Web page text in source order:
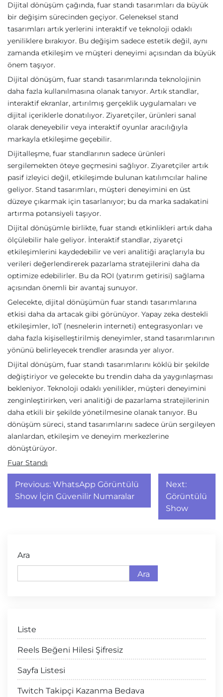
Dijital dönüşüm çağında, fuar standı tasarımları da büyük
bir değişim sürecinden geçiyor. Geleneksel stand
tasarımları artık yerlerini interaktif ve teknoloji odaklı
yeniliklere bırakıyor. Bu değişim sadece estetik değil, aynı
zamanda etkileşim ve müşteri deneyimi açısından da büyük
önem taşıyor.
Dijital dönüşüm, fuar standı tasarımlarında teknolojinin
daha fazla kullanılmasına olanak tanıyor. Artık standlar,
interaktif ekranlar, artırılmış gerçeklik uygulamaları ve
dijital içeriklerle donatılıyor. Ziyaretçiler, ürünleri sanal
olarak deneyebilir veya interaktif oyunlar aracılığıyla
markayla etkileşime geçebilir.
Dijitalleşme, fuar standlarının sadece ürünleri
sergilemekten öteye geçmesini sağlıyor. Ziyaretçiler artık
pasif izleyici değil, etkileşimde bulunan katılımcılar haline
geliyor. Stand tasarımları, müşteri deneyimini en üst
düzeye çıkarmak için tasarlanıyor; bu da marka sadakatini
artırma potansiyeli taşıyor.
Dijital dönüşümle birlikte, fuar standı etkinlikleri artık daha
ölçülebilir hale geliyor. İnteraktif standlar, ziyaretçi
etkileşimlerini kaydedebilir ve veri analitiği araçlarıyla bu
verileri değerlendirerek pazarlama stratejilerini daha da
optimize edebilirler. Bu da ROI (yatırım getirisi) sağlama
açısından önemli bir avantaj sunuyor.
Gelecekte, dijital dönüşümün fuar standı tasarımlarına
etkisi daha da artacak gibi görünüyor. Yapay zeka destekli
etkileşimler, IoT (nesnelerin interneti) entegrasyonları ve
daha fazla kişiselleştirilmiş deneyimler, stand tasarımlarının
yönünü belirleyecek trendler arasında yer alıyor.
Dijital dönüşüm, fuar standı tasarımlarını köklü bir şekilde
değiştiriyor ve gelecekte bu trendin daha da yaygınlaşması
bekleniyor. Teknoloji odaklı yenilikler, müşteri deneyimini
zenginleştirirken, veri analitiği de pazarlama stratejilerinin
daha etkili bir şekilde yönetilmesine olanak tanıyor. Bu
dönüşüm süreci, stand tasarımlarını sadece ürün sergileyen
alanlardan, etkileşim ve deneyim merkezlerine
dönüştürüyor.
Fuar Standı
Yazı
gezinmesi
Previous: WhatsApp Görüntülü
Show İçin Güvenilir Numaralar
Next:
Görüntülü
Show
Ara
Ara
Liste
Reels Beğeni Hilesi Şifresiz
Sayfa Listesi
Twitch Takipçi Kazanma Bedava